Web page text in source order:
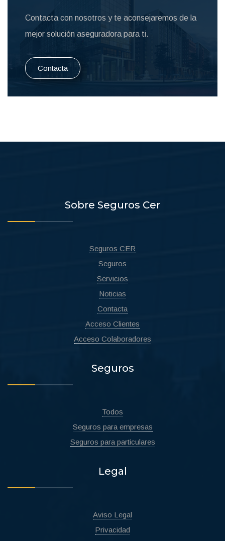
Contacta con nosotros y te aconsejaremos de la
mejor solución aseguradora para ti.
Contacta
Sobre Seguros Cer
Seguros CER
Seguros
Servicios
Noticias
Contacta
Acceso Clientes
Acceso Colaboradores
Seguros
Todos
Seguros para empresas
Seguros para particulares
Legal
Aviso Legal
Privacidad